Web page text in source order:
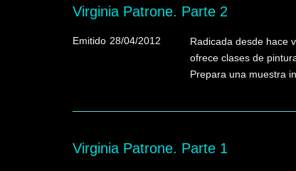
Virginia Patrone. Parte 2
Emitido 28/04/2012
Radicada desde hace
ofrece clases de
Prepara una muestra
Virginia Patrone. Parte 1